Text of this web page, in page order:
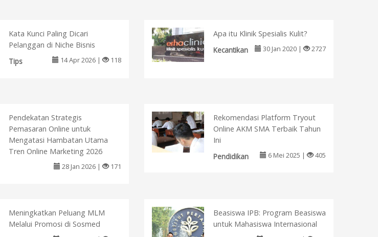
Kata Kunci Paling Dicari
Pelanggan di Niche Bisnis
Tips
14 Apr 2026 | 118
Apa itu Klinik Spesialis Kulit?
Kecantikan
30 Jan 2020 | 2727
Pendekatan Strategis
Pemasaran Online untuk
Mengatasi Hambatan Utama
Tren Online Marketing 2026
28 Jan 2026 | 171
Rekomendasi Platform Tryout
Online AKM SMA Terbaik Tahun
Ini
Pendidikan
6 Mei 2025 | 405
Meningkatkan Peluang MLM
Melalui Promosi di Sosmed
Beasiswa IPB: Program Beasiswa
untuk Mahasiswa Internasional